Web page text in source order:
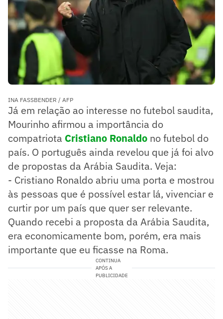
INA FASSBENDER / AFP
Já em relação ao interesse no futebol saudita,
Mourinho afirmou a importância do
compatriota Cristiano Ronaldo no futebol do
país. O português ainda revelou que já foi alvo
de propostas da Arábia Saudita. Veja:
- Cristiano Ronaldo abriu uma porta e mostrou
às pessoas que é possível estar lá, vivenciar e
curtir por um país que quer ser relevante.
Quando recebi a proposta da Arábia Saudita,
era economicamente bom, porém, era mais
importante que eu ficasse na Roma.
CONTINUA
APÓS A
PUBLICIDADE